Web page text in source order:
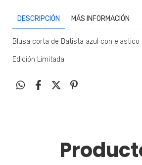
DESCRIPCIÓN MÁS INFORMACIÓN
Blusa corta de Batista azul con elastico
Edición Limitada